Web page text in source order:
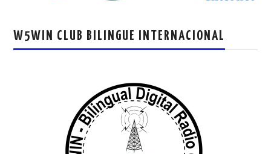
W5WIN CLUB BILINGUE INTERNACIONAL